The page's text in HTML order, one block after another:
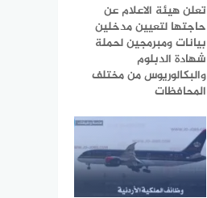
تعلن هيئة الاعلام عن
حاجتها لتعيين مدخلين
بيانات ومبرمجين لحملة
شهادة الدبلوم
والبكالوريوس من مختلف
المحافظات